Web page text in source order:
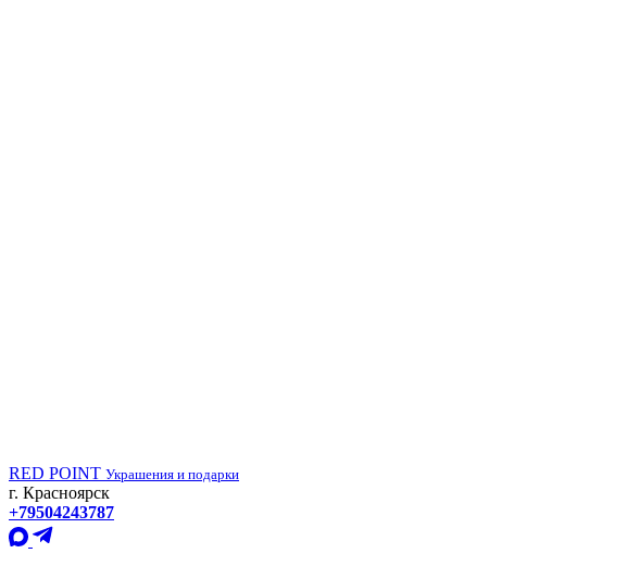
RED POINT Украшения и подарки
г. Красноярск
+79504243787